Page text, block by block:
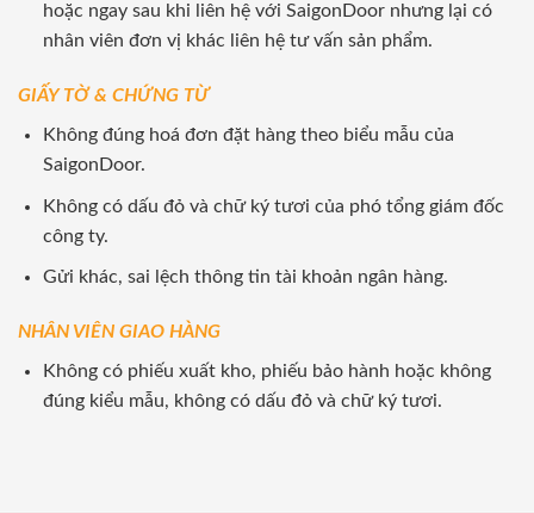
hoặc ngay sau khi liên hệ với SaigonDoor nhưng lại có
nhân viên đơn vị khác liên hệ tư vấn sản phẩm.
GIẤY TỜ & CHỨNG TỪ
Không đúng hoá đơn đặt hàng theo biểu mẫu của
SaigonDoor.
Không có dấu đỏ và chữ ký tươi của phó tổng giám đốc
công ty.
Gửi khác, sai lệch thông tin tài khoản ngân hàng.
NHÂN VIÊN GIAO HÀNG
Không có phiếu xuất kho, phiếu bảo hành hoặc không
đúng kiểu mẫu, không có dấu đỏ và chữ ký tươi.